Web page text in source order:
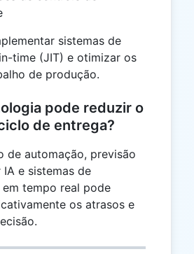
sistemas de
time (JIT) e otimizar os
de produção.
pode reduzir o
de entrega?
de automação, previsão
e sistemas de
tempo real pode
os atrasos e